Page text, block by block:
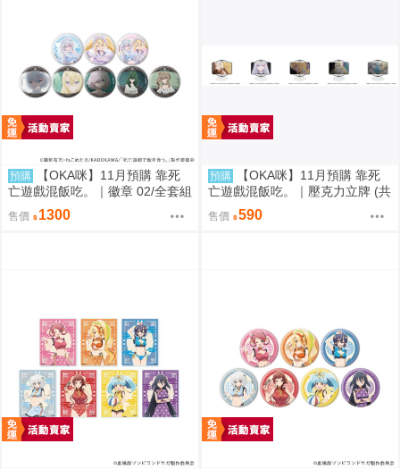
預購
【OKA咪】11月預購 靠死
亡遊戲混飯吃。｜徽章 02/全套組
(全8種)(官方&新繪插畫)
售價 1300
預購
【OKA咪】11月預購 靠死
亡遊戲混飯吃。｜壓克力立牌 (共
5款任選)
售價 590